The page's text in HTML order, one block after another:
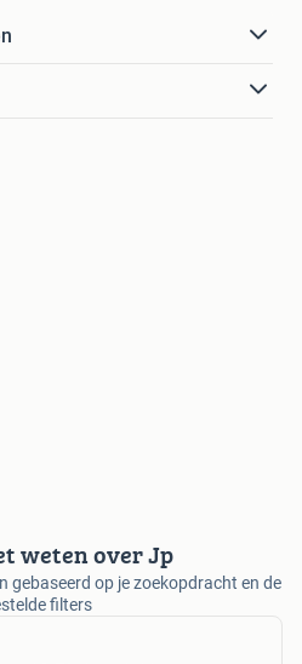
weten over Jp
gebaseerd op je zoekopdracht en de
filters